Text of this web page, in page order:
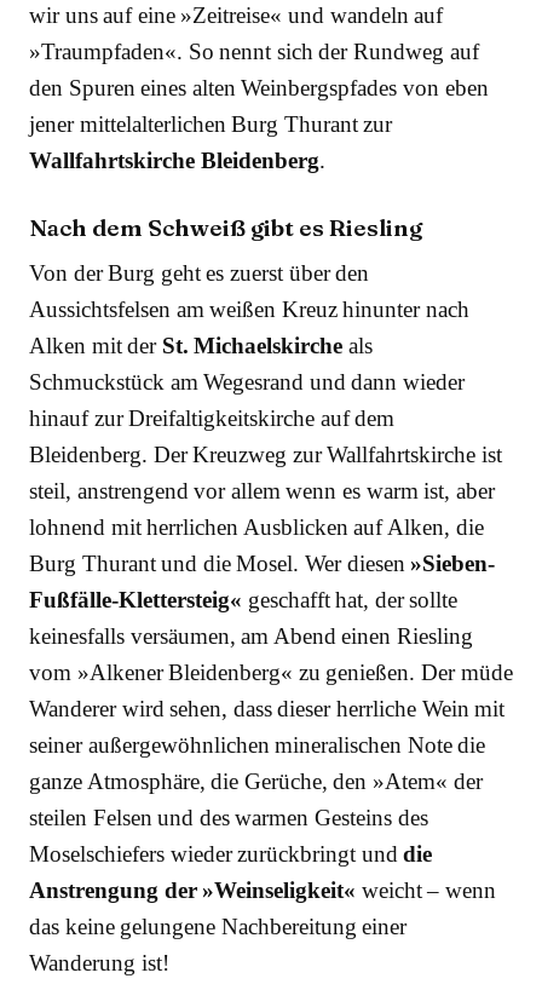
wir uns auf eine »Zeitreise« und wandeln auf
»Traumpfaden«. So nennt sich der Rundweg auf
den Spuren eines alten Weinbergspfades von eben
jener mittelalterlichen Burg Thurant zur
Wallfahrtskirche Bleidenberg.
Nach dem Schweiß gibt es Riesling
Von der Burg geht es zuerst über den
Aussichtsfelsen am weißen Kreuz hinunter nach
Alken mit der St. Michaelskirche als
Schmuckstück am Wegesrand und dann wieder
hinauf zur Dreifaltigkeitskirche auf dem
Bleidenberg. Der Kreuzweg zur Wallfahrtskirche ist
steil, anstrengend vor allem wenn es warm ist, aber
lohnend mit herrlichen Ausblicken auf Alken, die
Burg Thurant und die Mosel. Wer diesen »Sieben-
Fußfälle-Klettersteig« geschafft hat, der sollte
keinesfalls versäumen, am Abend einen Riesling
vom »Alkener Bleidenberg« zu genießen. Der müde
Wanderer wird sehen, dass dieser herrliche Wein mit
seiner außergewöhnlichen mineralischen Note die
ganze Atmosphäre, die Gerüche, den »Atem« der
steilen Felsen und des warmen Gesteins des
Moselschiefers wieder zurückbringt unddie
Anstrengung der »Weinseligkeit« weicht – wenn
das keine gelungene Nachbereitung einer
Wanderung ist!